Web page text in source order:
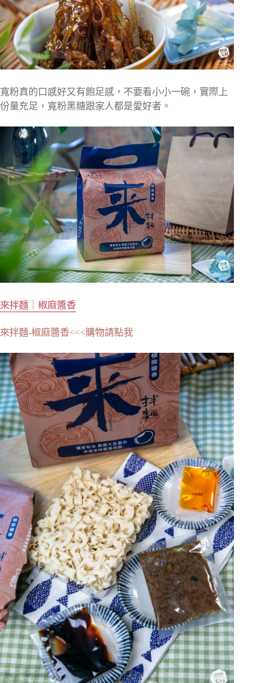
寬粉真的口感好又有飽足感，不要看小小一碗，實際上
份量充足，寬粉黑糖跟家人都是愛好者。
來拌麵｜椒麻醬香
來拌麵-椒麻醬香<<<購物請點我